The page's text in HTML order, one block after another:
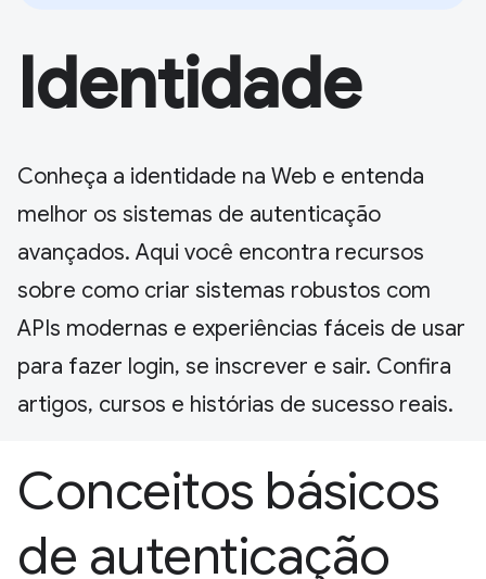
Identidade
Conheça a identidade na Web e entenda
melhor os sistemas de autenticação
avançados. Aqui você encontra recursos
sobre como criar sistemas robustos com
APIs modernas e experiências fáceis de usar
para fazer login, se inscrever e sair. Confira
artigos, cursos e histórias de sucesso reais.
Conceitos básicos
de autenticação